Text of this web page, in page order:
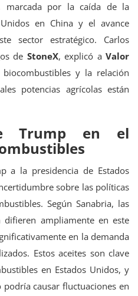
marcada por la caída de la
en China y el avance
sector estratégico. Carlos
de StoneX, explicó a Valor
y la relación
potencias agrícolas están
Trump en el
a la presidencia de Estados
sobre las políticas
Según Sanabria, las
ampliamente en este
en la demanda
Estos aceites son clave
en Estados Unidos, y
causar fluctuaciones en